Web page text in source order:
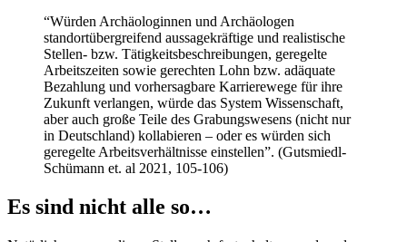
“Würden Archäologinnen und Archäologen
standortübergreifend aussagekräftige und realistische
Stellen- bzw. Tätigkeitsbeschreibungen, geregelte
Arbeitszeiten sowie gerechten Lohn bzw. adäquate
Bezahlung und vorhersagbare Karrierewege für ihre
Zukunft verlangen, würde das System Wissenschaft,
aber auch große Teile des Grabungswesens (nicht nur
in Deutschland) kollabieren – oder es würden sich
geregelte Arbeitsverhältnisse einstellen”. (Gutsmiedl-
Schümann et. al 2021, 105-106)
Es sind nicht alle so…